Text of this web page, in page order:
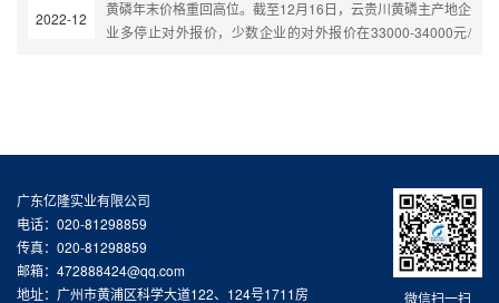
日宣布从3月起将原油日产量削减
2022-12
黄磷年末价格重回高位。截至12月16日，云贵川黄磷主产地企
业多停止对外报价，少数企业的对外报价在33000-34000元/
微信扫一扫
广东亿隆实业有限公司
电话：020-81298859
传真：020-81298859
邮箱：472888424@qq.com
地址：广州市黄浦区科学大道122、124号1711房